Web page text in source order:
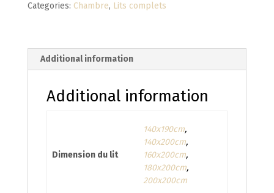
Categories: Chambre, Lits complets
Additional information
Additional information
Dimension du lit
140x190cm,
140x200cm,
160x200cm,
180x200cm,
200x200cm